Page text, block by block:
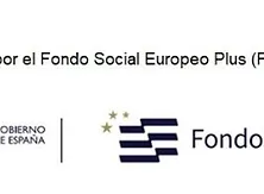
©2021 por La Casa Mutante.